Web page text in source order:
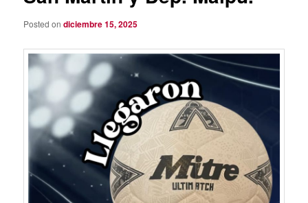
Posted ondiciembre 15, 2025